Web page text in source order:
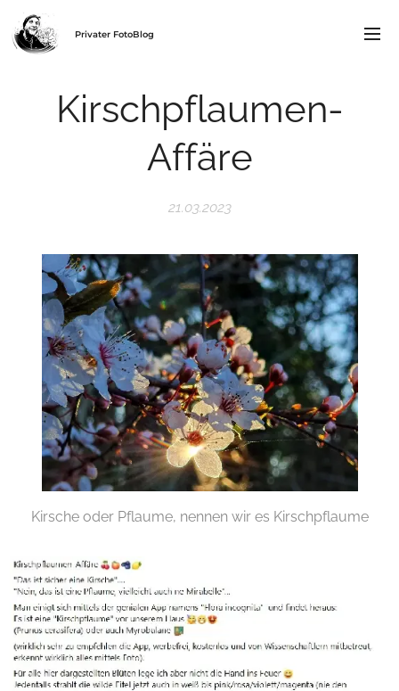
Privater FotoBlog
Kirschpflaumen-
Affäre
21.03.2023
Kirsche oder Pflaume, nennen wir es Kirschpflaume